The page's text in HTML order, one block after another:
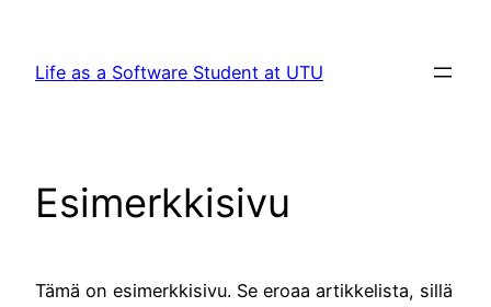
content
Life as a Software Student at UTU
Esimerkkisivu
Tämä on esimerkkisivu. Se eroaa artikkelista, sillä